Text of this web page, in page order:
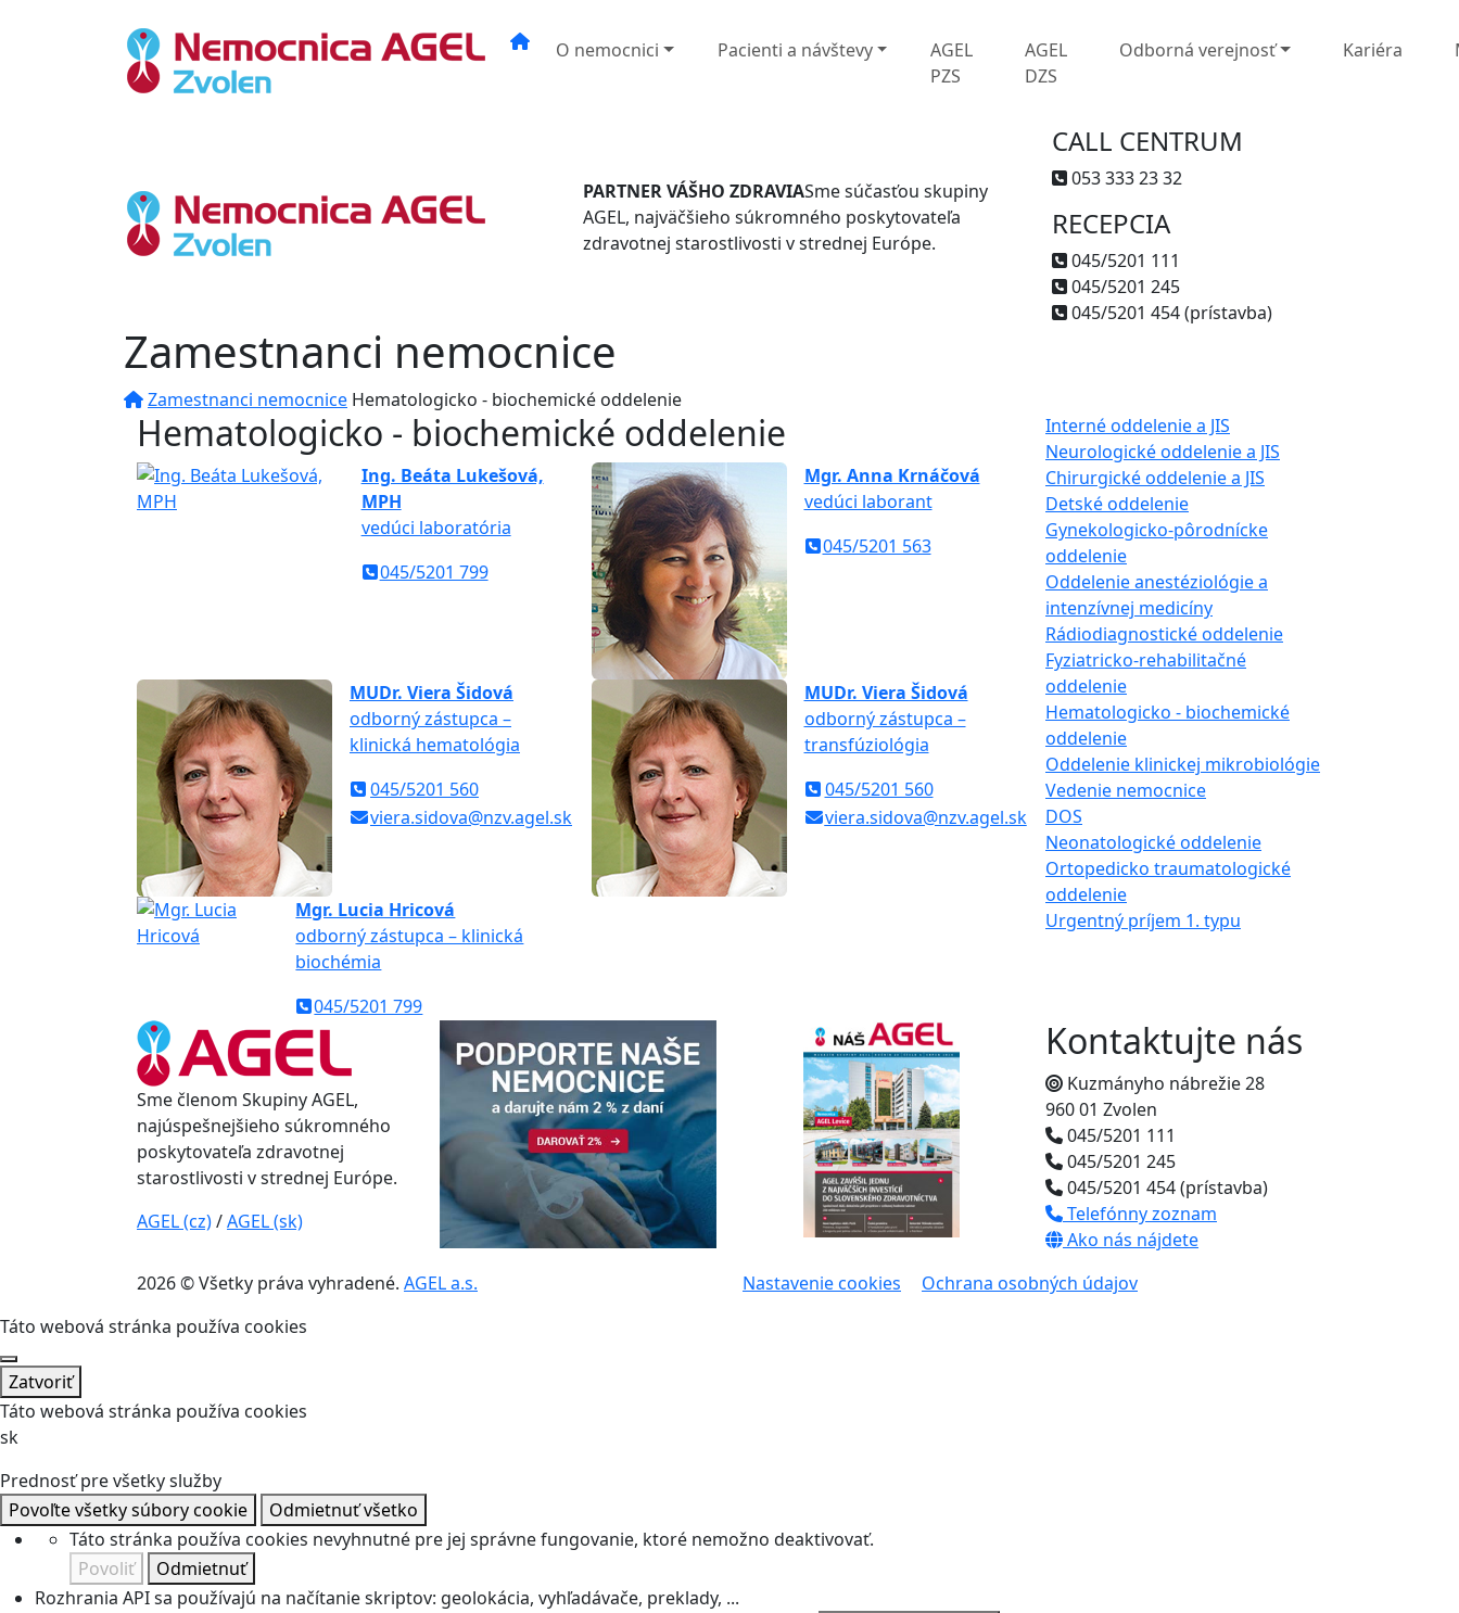
O nemocnici Pacienti a návštevy
AGEL
PZS
AGEL
DZS
Odborná verejnosť Kariéra
PARTNER VÁŠHO ZDRAVIASme súčasťou skupiny
AGEL, najväčšieho súkromného poskytovateľa
zdravotnej starostlivosti v strednej Európe.
CALL CENTRUM
053 333 23 32
RECEPCIA
045/5201 111
045/5201 245
045/5201 454 (prístavba)
Zamestnanci nemocnice
Zamestnanci nemocnice Hematologicko - biochemické oddelenie
Hematologicko - biochemické oddelenie
Ing. Beáta Lukešová,
MPH
vedúci laboratória
045/5201 799
Mgr. Anna Krnáčová
vedúci laborant
045/5201 563
MUDr. Viera Šidová
odborný zástupca –
klinická hematológia
045/5201 560
viera.sidova@nzv.agel.sk
MUDr. Viera Šidová
odborný zástupca –
transfúziológia
045/5201 560
viera.sidova@nzv.agel.sk
Mgr. Lucia Hricová
odborný zástupca – klinická
biochémia
045/5201 799
Interné oddelenie a JIS
Neurologické oddelenie a JIS
Chirurgické oddelenie a JIS
Detské oddelenie
Gynekologicko-pôrodnícke
oddelenie
Oddelenie anestéziológie a
intenzívnej medicíny
Rádiodiagnostické oddelenie
Fyziatricko-rehabilitačné
oddelenie
Hematologicko - biochemické
oddelenie
Oddelenie klinickej mikrobiológie
Vedenie nemocnice
DOS
Neonatologické oddelenie
Ortopedicko traumatologické
oddelenie
Urgentný príjem 1. typu
Sme členom Skupiny AGEL,
najúspešnejšieho súkromného
poskytovateľa zdravotnej
starostlivosti v strednej Európe.
AGEL (cz)/AGEL (sk)
Kontaktujte nás
Kuzmányho nábrežie 28
960 01 Zvolen
045/5201 111
045/5201 245
045/5201 454 (prístavba)
Telefónny zoznam
Ako nás nájdete
2026 © Všetky práva vyhradené. AGEL a.s. Nastavenie cookies
Ochrana osobných údajov
Táto webová stránka používa cookies
Zatvoriť
Táto webová stránka používa cookies
sk
Prednosť pre všetky služby
Povoľte všetky súbory cookie
Odmietnuť všetko
Táto stránka používa cookies nevyhnutné pre jej správne fungovanie, ktoré nemožno deaktivovať.
Povoliť
Odmietnuť
Rozhrania API sa používajú na načítanie skriptov: geolokácia, vyhľadávače, preklady, ...